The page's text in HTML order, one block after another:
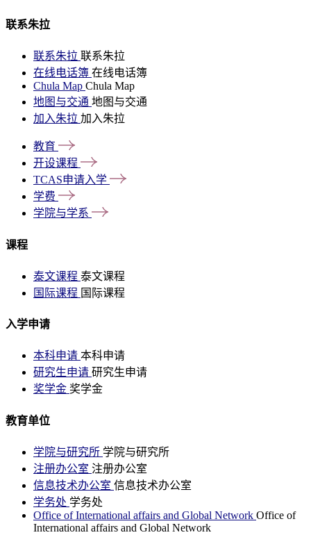
联系朱拉
联系朱拉 联系朱拉
在线电话簿 在线电话簿
Chula Map Chula Map
地图与交通 地图与交通
加入朱拉 加入朱拉
教育
开设课程
TCAS申请入学
学费
学院与学系
课程
泰文课程 泰文课程
国际课程 国际课程
入学申请
本科申请 本科申请
研究生申请 研究生申请
奖学金 奖学金
教育单位
学院与研究所 学院与研究所
注册办公室 注册办公室
信息技术办公室 信息技术办公室
学务处 学务处
Office of International affairs and Global Network Office of
International affairs and Global Network